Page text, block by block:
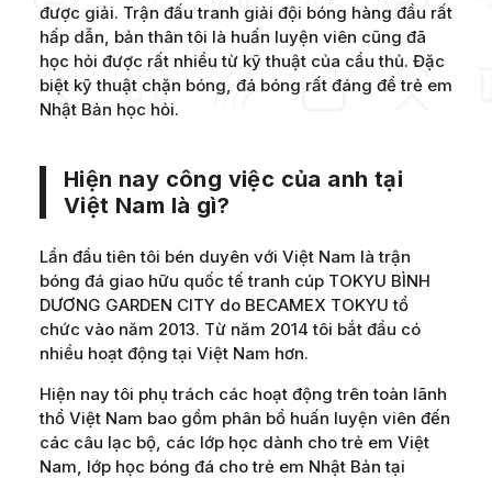
được giải. Trận đấu tranh giải đội bóng hàng đầu rất
hấp dẫn, bản thân tôi là huấn luyện viên cũng đã
học hỏi được rất nhiều từ kỹ thuật của cầu thủ. Đặc
biệt kỹ thuật chặn bóng, đá bóng rất đáng để trẻ em
Nhật Bản học hỏi.
Hiện nay công việc của anh tại
Việt Nam là gì?
Lần đầu tiên tôi bén duyên với Việt Nam là trận
bóng đá giao hữu quốc tế tranh cúp TOKYU BÌNH
DƯƠNG GARDEN CITY do BECAMEX TOKYU tổ
chức vào năm 2013. Từ năm 2014 tôi bắt đầu có
nhiều hoạt động tại Việt Nam hơn.
Hiện nay tôi phụ trách các hoạt động trên toàn lãnh
thổ Việt Nam bao gồm phân bổ huấn luyện viên đến
các câu lạc bộ, các lớp học dành cho trẻ em Việt
Nam, lớp học bóng đá cho trẻ em Nhật Bản tại